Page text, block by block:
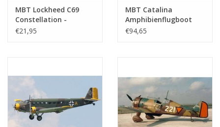
MBT Lockheed C69
Constellation -
Bauzeichnung
€21,95
MBT Catalina
Amphibienflugboot
PBY 5A - Bauzeichnung
€94,65